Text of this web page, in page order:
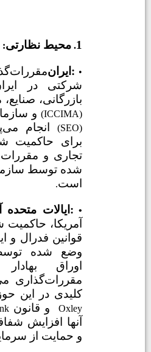
1
. محیط نظارتی:
• ایران:
شرکتی در
بازرگانی،
(ICCIMA) و
(SEO)
انجام
برای حاکمیت
تجاری و
شده توسط
است.
• ایالات متحده آمریکا:
آمریکا،
قوانین فدرال و
وضع شده
اوراق بهادار
مقررات‌گذاری
کلیدی در این
Oxley
و قانون
آنها افزایش
و حمایت از